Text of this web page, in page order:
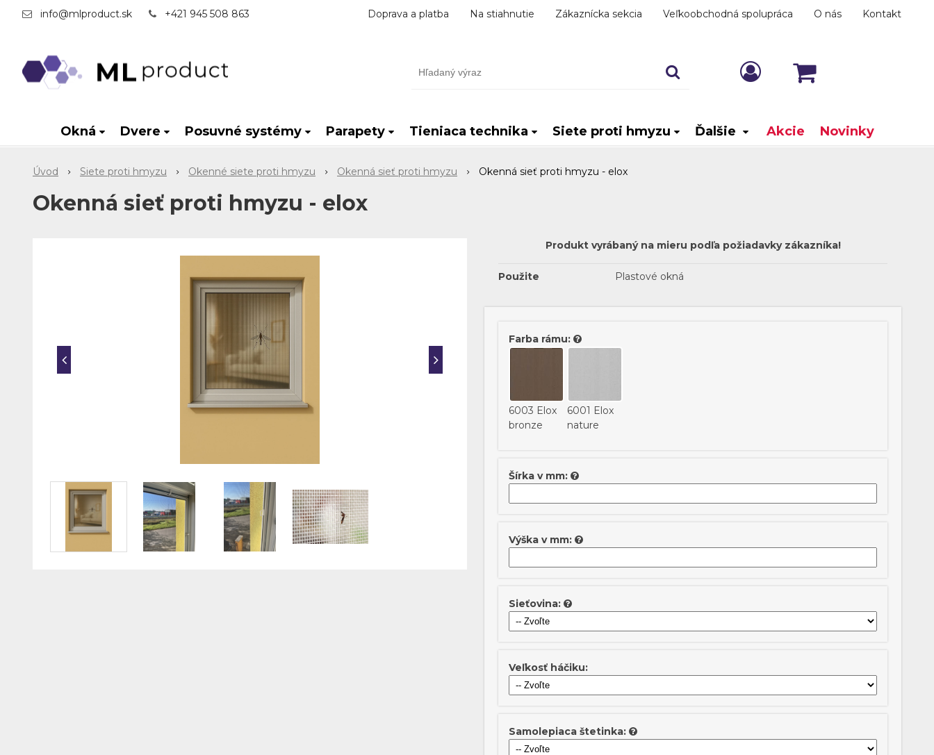
info@mlproduct.sk +421 945 508 863 Doprava a platba Na stiahnutie Zákaznícka sekcia Veľkoobchodná spolupráca O nás Kontakt
Okná Dvere Posuvné systémy Parapety Tieniaca technika Siete proti hmyzu Ďalšie Akcie Novinky
Úvod Siete proti hmyzu Okenné siete proti hmyzu Okenná sieť proti hmyzu Okenná sieť proti hmyzu - elox
Okenná sieť proti hmyzu - elox
Farba rámu:
6003 Elox
bronze
6001 Elox
nature
Šírka v mm:
Výška v mm:
Sieťovina:
Veľkosť háčiku:
Samolepiaca štetinka:
Produkt vyrábaný na mieru podľa požiadavky zákazníka!
Použite Plastové okná